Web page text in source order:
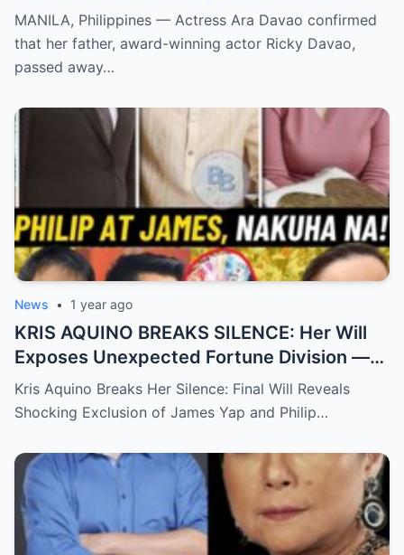
Illness Before Death Leaves Everyone
Speechless
MANILA, Philippines — Actress Ara Davao confirmed
that her father, award-winning actor Ricky Davao,
passed away…
News • 1 year ago
KRIS AQUINO BREAKS SILENCE: Her Will
Exposes Unexpected Fortune Division —
What She Left for Ex-Lovers James Yap
and Philip Salvador Leaves the Public
Kris Aquino Breaks Her Silence: Final Will Reveals
Shocking Exclusion of James Yap and Philip…